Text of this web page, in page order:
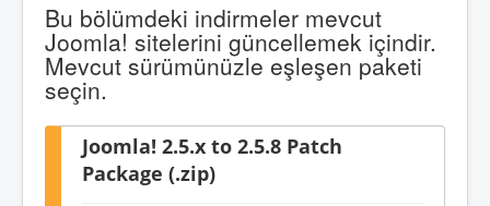
Bu bölümdeki indirmeler mevcut
Joomla! sitelerini güncellemek içindir.
Mevcut sürümünüzle eşleşen paketi
seçin.
Joomla! 2.5.x to 2.5.8 Patch
Package (.zip)